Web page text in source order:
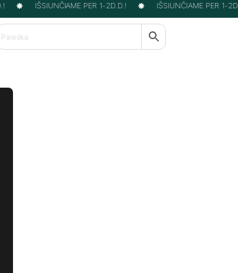
IŠSIUNČIAME PER 1-2D.D.! IŠSIUNČIAME PER 1-